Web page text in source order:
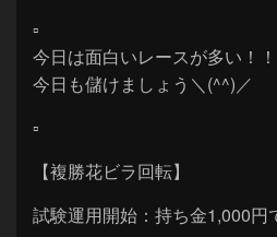
▫
今日は面白いレースが多い！！
今日も儲けましょう＼(^^)／
▫
【複勝花ビラ回転】
試験運用開始：持ち金1,000円